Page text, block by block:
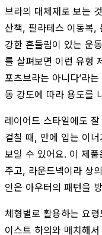
브라의 대체재로 보는
산책, 필라테스 이동복,
강한 흔들림이 있는 운
를 살펴보면 이런 유형
포츠브라는 아니다’라
동 강도에 따라 용도를
레이어드 스타일에도
걸칠 때, 안에 입는 이
보일 수 있어요. 이 제
주고, 라운드넥이라 상
인은 아우터의 패턴을
체형별로 활용하는 요
이스트 하의와 매치해